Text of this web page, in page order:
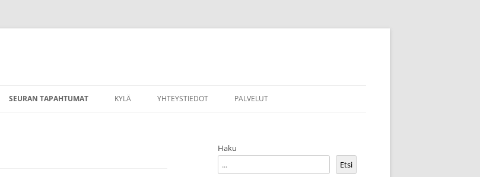
SEURAN TAPAHTUMAT KYLÄ YHTEYSTIEDOT PALVELUT
PALVELUHAKEMISTO
Haku
Etsi